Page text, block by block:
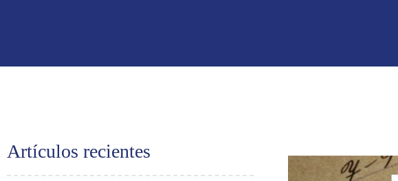
Artículos recientes